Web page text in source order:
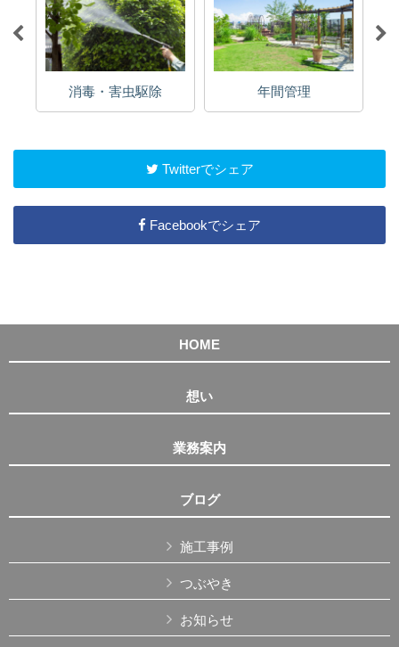
消毒・害虫駆除 年間管理
Twitterでシェア
Facebookでシェア
HOME
想い
業務案内
ブログ
施工事例
つぶやき
お知らせ